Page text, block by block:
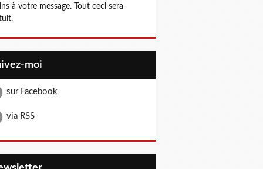
à votre message. Tout ceci sera
moi
sur Facebook
via RSS